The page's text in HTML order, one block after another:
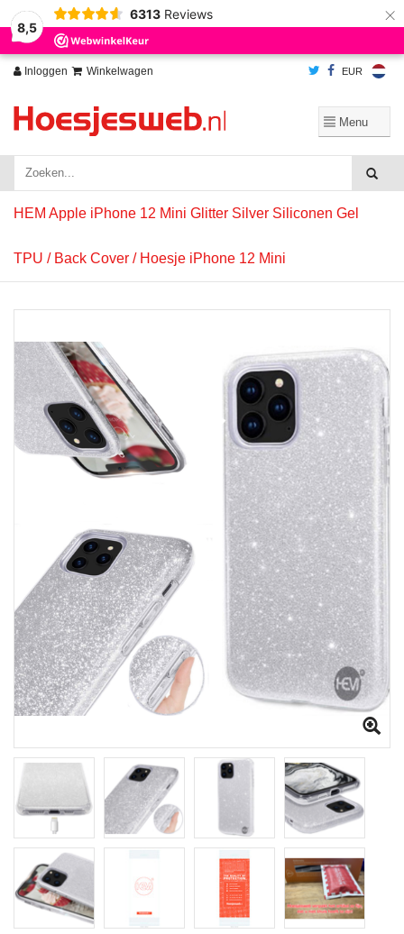
8,5
6313 Reviews ×
Inloggen Winkelwagen EUR
HEM Apple iPhone 12 Mini Glitter Silver Siliconen Gel
TPU / Back Cover / Hoesje iPhone 12 Mini
Wij slaan cookies op om onze website te verbeteren. Is dat akkoord?
Ja
Nee